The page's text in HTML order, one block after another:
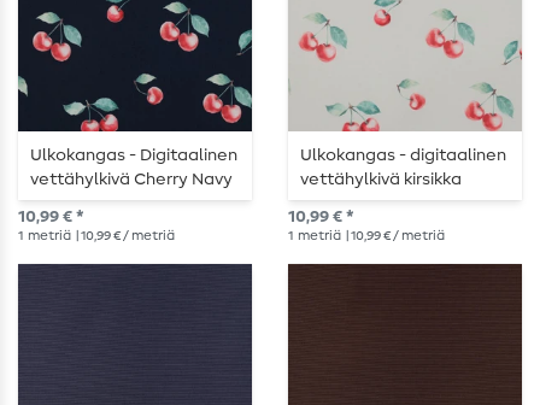
Ulkokangas - Digitaalinen
vettähylkivä Cherry Navy
10,99 € *
1 metriä | 10,99 € / metriä
Ulkokangas - digitaalinen
vettähylkivä kirsikka
valkoinen
10,99 € *
1 metriä | 10,99 € / metriä